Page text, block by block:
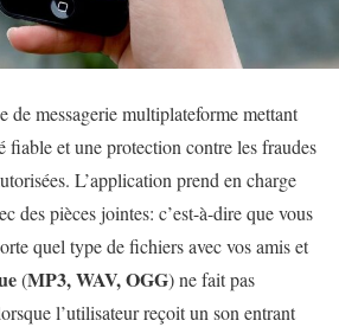
de messagerie multiplateforme mettant
fiable et une protection contre les fraudes
L’application prend en charge
des pièces jointes: c’est-à-dire que vous
quel type de fichiers avec vos amis et
(MP3, WAV, OGG) ne fait pas
l’utilisateur reçoit un son entrant